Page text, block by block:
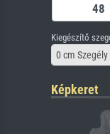
Kiegészítő
0 cm Szegély
Képkeret